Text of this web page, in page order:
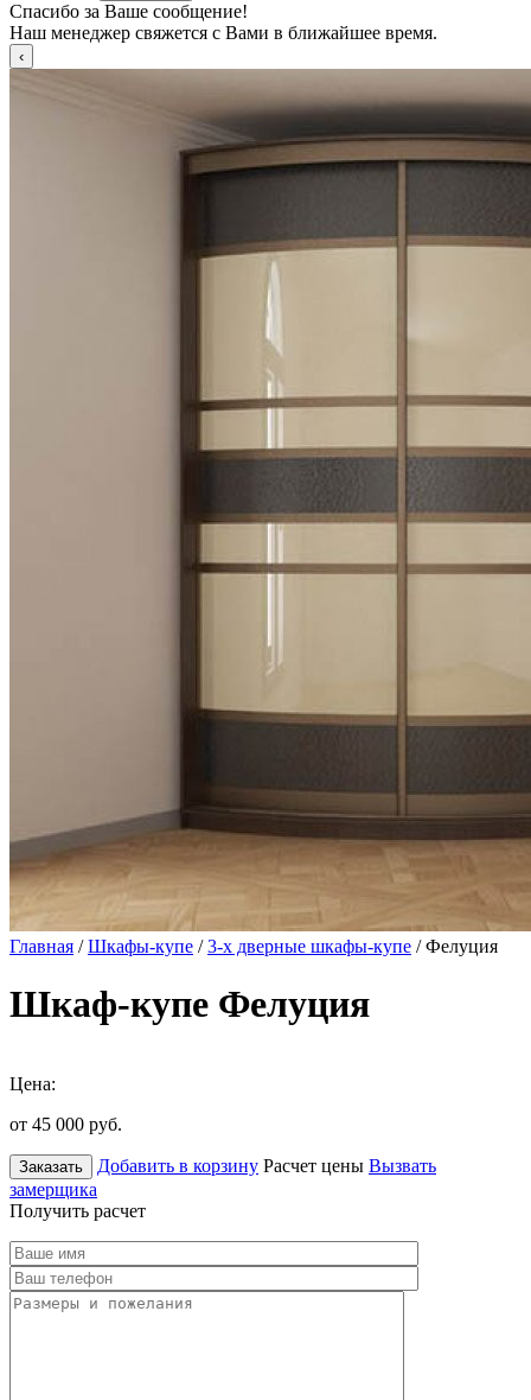
Спасибо за Ваше сообщение!
Наш менеджер свяжется с Вами в ближайшее время.
Главная /Шкафы-купе /3-х дверные шкафы-купе / Фелуция
Шкаф-купе Фелуция
Цена:
от 45 000 руб.
Заказать Добавить в корзину Расчет цены Вызвать
замерщика
Получить расчет